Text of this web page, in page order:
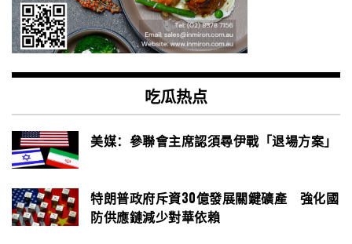
吃瓜热点
美媒：參聯會主席認須尋伊戰「退場方案」
特朗普政府斥資30億發展關鍵礦產 強化國
防供應鏈減少對華依賴